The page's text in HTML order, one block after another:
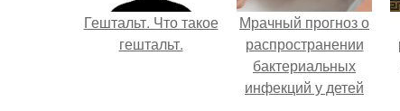
Гештальт. Что такое
гештальт.
Мрачный прогноз о
распространении
бактериальных
инфекций у детей